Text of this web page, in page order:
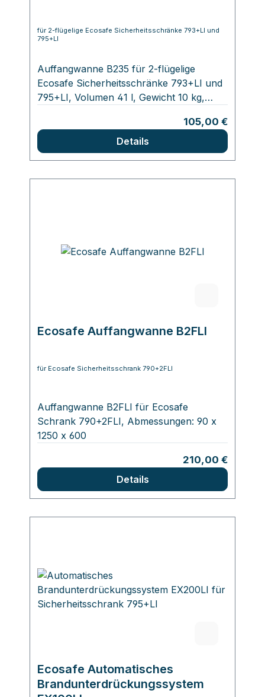
für 2-flügelige Ecosafe Sicherheitsschränke 793+LI und
795+LI
Auffangwanne B235 für 2-flügelige
Ecosafe Sicherheitsschränke 793+LI und
795+LI, Volumen 41 l, Gewicht 10 kg,
Regulärer Preis:
105,00 €
Details
Ecosafe Auffangwanne B2FLI
für Ecosafe Sicherheitsschrank 790+2FLI
Auffangwanne B2FLI für Ecosafe
Schrank 790+2FLI, Abmessungen: 90 x
1250 x 600
Regulärer Preis:
210,00 €
Details
Ecosafe Automatisches
Brandunterdrückungssystem